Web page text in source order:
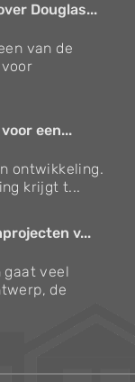
Douglas...
van de
een...
ontwikkeling.
krijgt t...
v...
gaat veel
de